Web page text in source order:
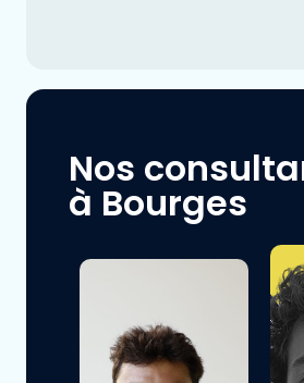
Nos
à Bourges